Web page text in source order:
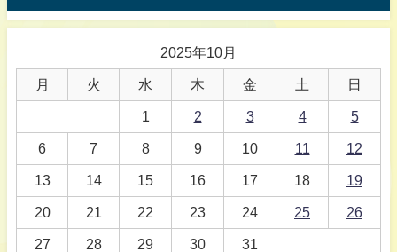
2025年10月
月 火 水 木 金 土 日
1 2 3 4 5
6 7 8 9 10 11 12
13 14 15 16 17 18 19
20 21 22 23 24 25 26
27 28 29 30
31